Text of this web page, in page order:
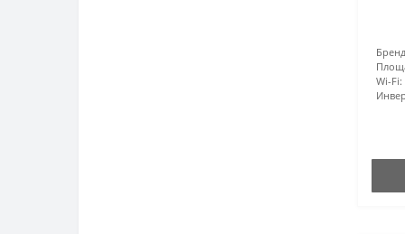
Wi-Fi: